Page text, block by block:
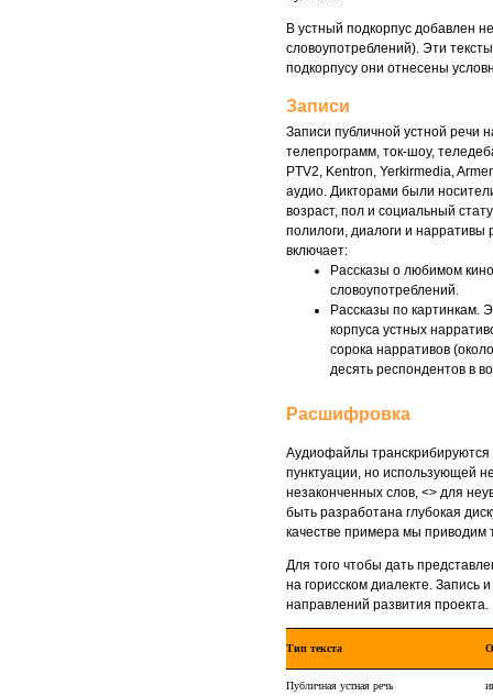
В устный подкорпус добавлен
словоупотреблений). Эти
подкорпусу они отнесены
Записи
Записи публичной устной речи
телепрограмм, ток-шоу,
PTV2, Kentron, Yerkirmedia,
аудио. Дикторами были
возраст, пол и социальный
полилоги, диалоги и нарративы
включает:
Рассказы о любимом
словоупотреблений.
Рассказы по картинкам.
корпуса устных
сорока нарративов
десять респондентов в
Расшифровка
Аудиофайлы
пунктуации, но использующей
незаконченных слов, <> для
быть разработана глубокая
качестве примера мы приводим
Для того чтобы дать
на горисском диалекте. Запись
направлений развития проекта.
Тип текста
Публичная устная речь